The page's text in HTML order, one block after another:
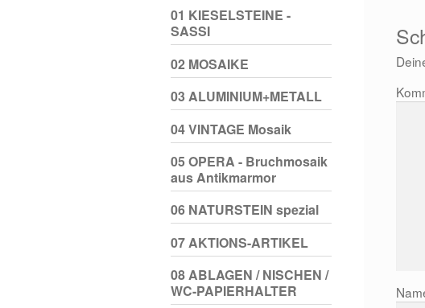
01 KIESELSTEINE -
SASSI
02 MOSAIKE
03 ALUMINIUM+METALL
04 VINTAGE Mosaik
05 OPERA - Bruchmosaik
aus Antikmarmor
06 NATURSTEIN spezial
07 AKTIONS-ARTIKEL
08 ABLAGEN / NISCHEN /
WC-PAPIERHALTER